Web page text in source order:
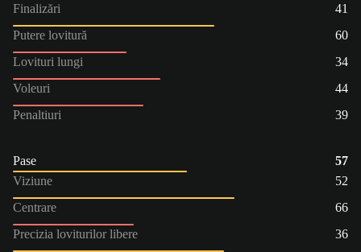
Finalizări
41
Putere lovitură
60
Lovituri lungi
34
Voleuri
44
Penaltiuri
39
Pase
57
Viziune
52
Centrare
66
Precizia loviturilor libere
36